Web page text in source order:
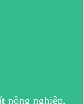
nông nghiệp,